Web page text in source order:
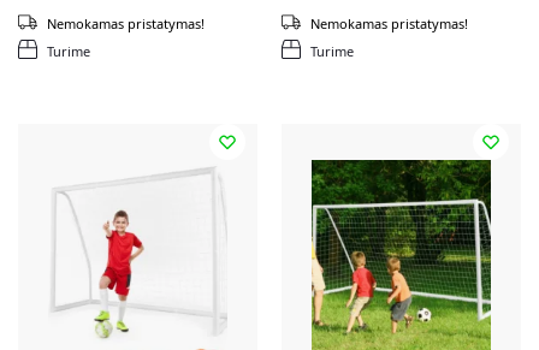
Turime
Nemokamas pristatymas!
Turime
Nemokamas pristatymas!